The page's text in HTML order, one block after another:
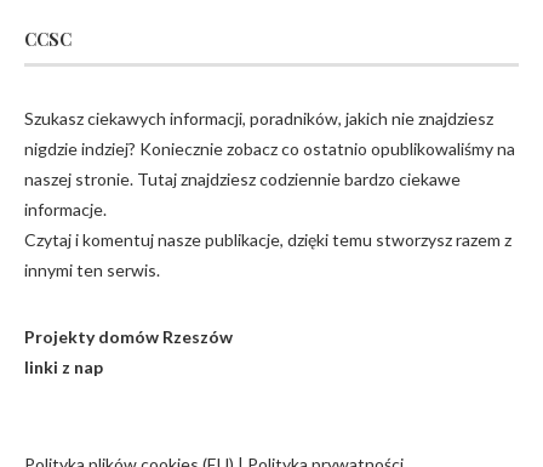
CCSC
Szukasz ciekawych informacji, poradników, jakich nie znajdziesz
nigdzie indziej? Koniecznie zobacz co ostatnio opublikowaliśmy na
naszej stronie. Tutaj znajdziesz codziennie bardzo ciekawe
informacje.
Czytaj i komentuj nasze publikacje, dzięki temu stworzysz razem z
innymi ten serwis.
Projekty domów Rzeszów
linki z nap